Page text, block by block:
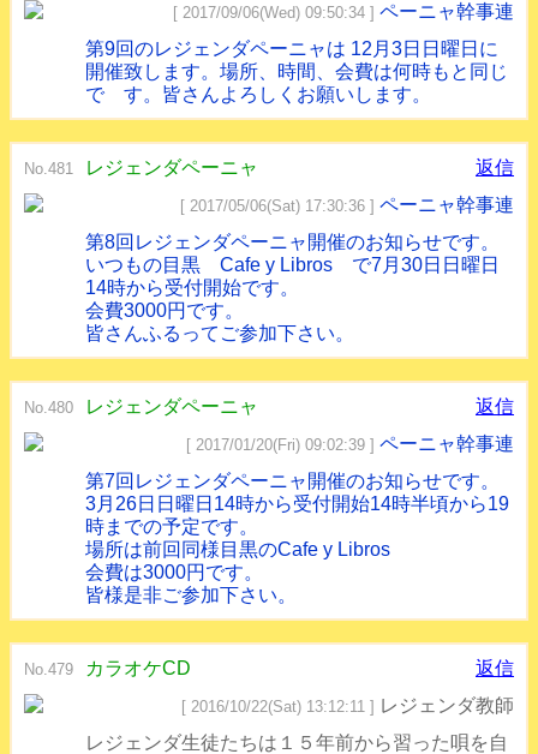
[ 2017/09/06(Wed) 09:50:34 ] ペーニャ幹事連
第9回のレジェンダペーニャは 12月3日日曜日に
開催致します。場所、時間、会費は何時もと同じ
で す。皆さんよろしくお願いします。
No.481 レジェンダペーニャ 返信
[ 2017/05/06(Sat) 17:30:36 ] ペーニャ幹事連
第8回レジェンダペーニャ開催のお知らせです。
いつもの目黒 Cafe y Libros で7月30日日曜日
14時から受付開始です。
会費3000円です。
皆さんふるってご参加下さい。
No.480 レジェンダペーニャ 返信
[ 2017/01/20(Fri) 09:02:39 ] ペーニャ幹事連
第7回レジェンダペーニャ開催のお知らせです。
3月26日日曜日14時から受付開始14時半頃から19
時までの予定です。
場所は前回同様目黒のCafe y Libros
会費は3000円です。
皆様是非ご参加下さい。
No.479 カラオケCD 返信
[ 2016/10/22(Sat) 13:12:11 ] レジェンダ教師
レジェンダ生徒たちは１５年前から習った唄を自